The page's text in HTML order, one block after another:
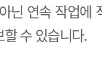
닌 연속 작업에
수 있습니다.